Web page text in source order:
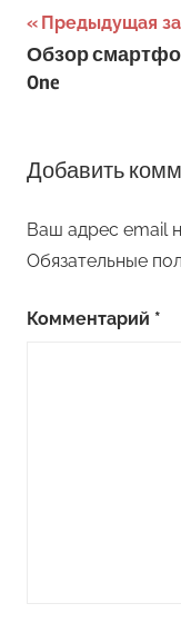
по
Предыдущая
Обзор
One
Добавить
Ваш адрес email
Обязательные
Комментарий *